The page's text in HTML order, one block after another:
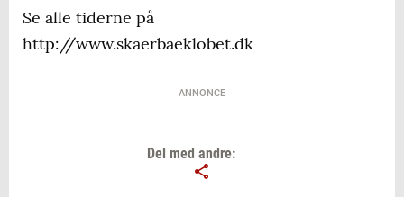
Se alle tiderne på
http://www.skaerbaeklobet.dk
ANNONCE
Del med andre: